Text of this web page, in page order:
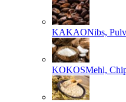
KAKAONibs,
KOKOSMehl,